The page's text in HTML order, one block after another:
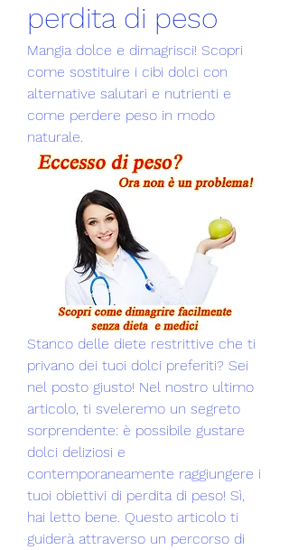
perdita di peso
Mangia dolce e dimagrisci! Scopri
come sostituire i cibi dolci con
alternative salutari e nutrienti e
come perdere peso in modo
naturale.
Stanco delle diete restrittive che ti
privano dei tuoi dolci preferiti? Sei
nel posto giusto! Nel nostro ultimo
articolo, ti sveleremo un segreto
sorprendente: è possibile gustare
dolci deliziosi e
contemporaneamente raggiungere i
tuoi obiettivi di perdita di peso! Sì,
hai letto bene. Questo articolo ti
guiderà attraverso un percorso di